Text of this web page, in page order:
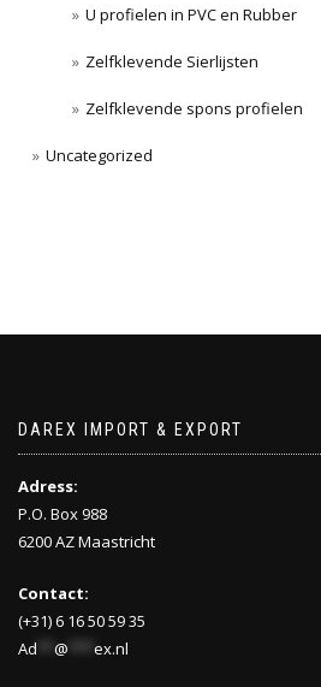
U profielen in PVC en Rubber
Zelfklevende Sierlijsten
Zelfklevende spons profielen
Uncategorized
DAREX IMPORT & EXPORT
Adress:
P.O. Box 988
6200 AZ Maastricht
Contact:
(+31) 6 16 50 59 35
Ad
@ ex.nl